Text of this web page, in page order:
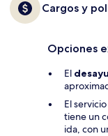
Cargos y
Opciones
El
El
tiene un
ida, con